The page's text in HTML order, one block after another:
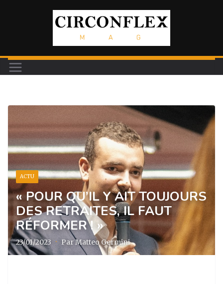
ACTU
« POUR QU’IL Y AIT TOUJOURS
DES RETRAITES, IL FAUT
RÉFORMER ! »
23/01/2023 · Par Matteo Germini